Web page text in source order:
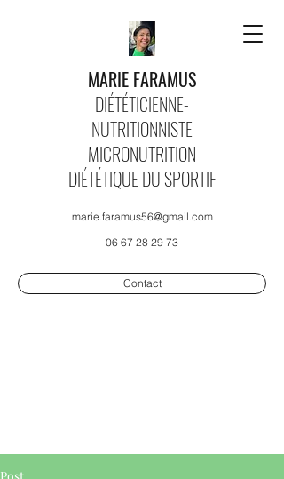
MARIE FARAMUS
DIÉTÉTICIENNE-
NUTRITIONNISTE
MICRONUTRITION
DIÉTÉTIQUE DU SPORTIF
marie.faramus56@gmail.com
06 67 28 29 73
Contact